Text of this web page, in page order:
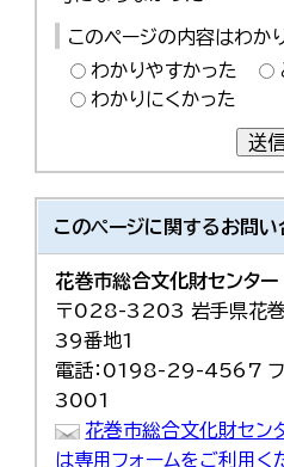
このページの内容はわか
わかりやすかった
わかりにくかった
送
このページに関するお問い
花巻市総合文化財センター
〒028-3203 岩手県花巻
39番地1
電話：0198-29-4567 フ
3001
花巻市総合文化財セン
は専用フォームをご利用く